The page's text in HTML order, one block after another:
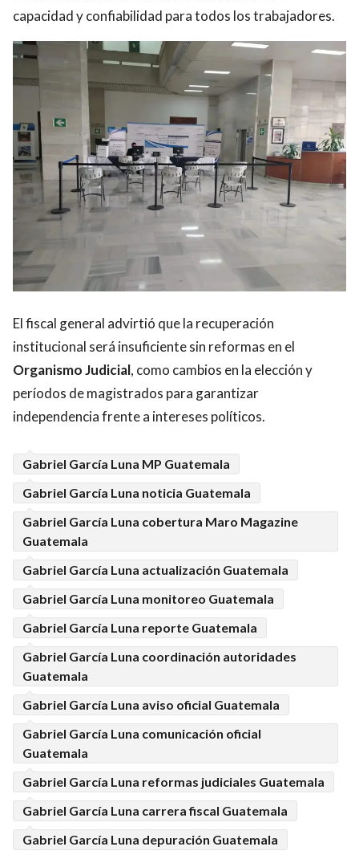
capacidad y confiabilidad para todos los trabajadores.
El fiscal general advirtió que la recuperación
institucional será insuficiente sin reformas en el
Organismo Judicial, como cambios en la elección y
períodos de magistrados para garantizar
independencia frente a intereses políticos.
Gabriel García Luna MP Guatemala
Gabriel García Luna noticia Guatemala
Gabriel García Luna cobertura Maro Magazine
Guatemala
Gabriel García Luna actualización Guatemala
Gabriel García Luna monitoreo Guatemala
Gabriel García Luna reporte Guatemala
Gabriel García Luna coordinación autoridades
Guatemala
Gabriel García Luna aviso oficial Guatemala
Gabriel García Luna comunicación oficial
Guatemala
Gabriel García Luna reformas judiciales Guatemala
Gabriel García Luna carrera fiscal Guatemala
Gabriel García Luna depuración Guatemala